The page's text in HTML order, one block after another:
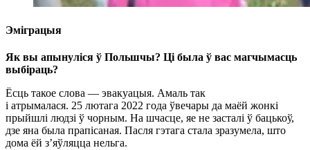
Эміграцыя
Як вы апынуліся ў Польшчы? Ці была ў вас магчымасць
выбіраць?
Ёсць такое слова — эвакуацыя. Амаль так
і атрымалася. 25 лютага 2022 года ўвечары да маёй жонкі
прыйшлі людзі ў чорным. На шчасце, яе не засталі ў бацькоў,
дзе яна была прапіcаная. Пасля гэтага стала зразумела, што
дома ёй з’яўляцца нельга.